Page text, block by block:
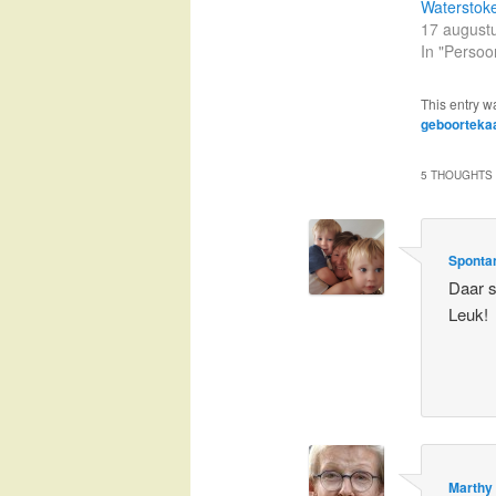
17
In
This entry
5 THOUGHTS
Daar
Leuk!
Marthy